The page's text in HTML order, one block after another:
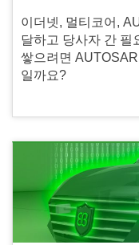
이더넷, 멀티코어,
달하고 당사자 간 필
쌓으려면
일까요?